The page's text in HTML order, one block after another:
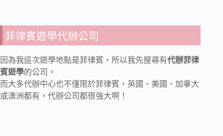
菲律賓遊學代辦公司
因為我這次遊學地點是菲律賓，所以我先搜尋有代辦菲律
賓遊學的公司。
而大多代辦中心也不僅限於菲律賓，英國、美國、加拿大
或澳洲都有，代辦公司都很強大啊！